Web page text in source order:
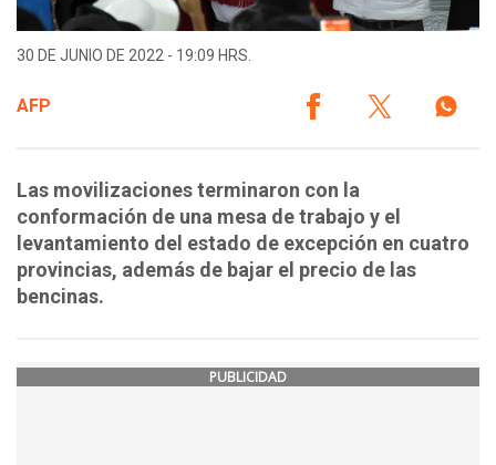
30 DE JUNIO DE 2022 - 19:09 HRS.
AFP
Las movilizaciones terminaron con la
conformación de una mesa de trabajo y el
levantamiento del estado de excepción en cuatro
provincias, además de bajar el precio de las
bencinas.
PUBLICIDAD